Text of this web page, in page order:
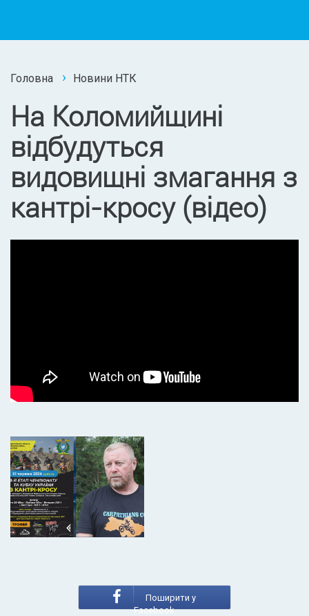
Головна Новини НТК
На Коломийщині
відбудуться
видовищні змагання з
кантрі-кросу (відео)
Поширити у
Facebook